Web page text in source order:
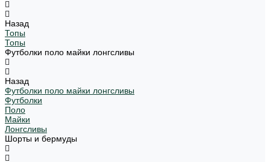
Назад
Топы
Топы
Футболки поло майки лонгсливы
Назад
Футболки поло майки лонгсливы
Футболки
Поло
Майки
Лонгсливы
Шорты и бермуды